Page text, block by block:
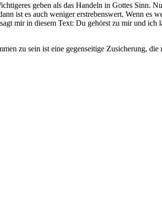
geben als das Handeln in Gottes Sinn.
ist es auch weniger erstrebenswert. Wenn es
mir in diesem Text: Du gehörst zu mir und ich
zu sein ist eine gegenseitige Zusicherung,